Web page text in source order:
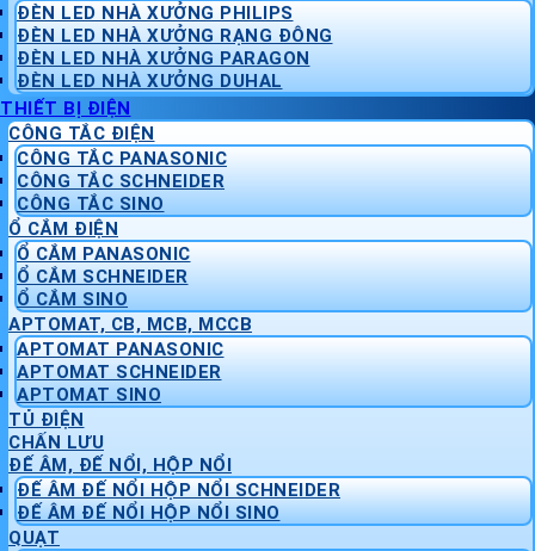
ĐÈN LED NHÀ XƯỞNG PHILIPS
ĐÈN LED NHÀ XƯỞNG RẠNG ĐÔNG
ĐÈN LED NHÀ XƯỞNG PARAGON
ĐÈN LED NHÀ XƯỞNG DUHAL
THIẾT BỊ ĐIỆN
CÔNG TẮC ĐIỆN
CÔNG TẮC PANASONIC
CÔNG TẮC SCHNEIDER
CÔNG TẮC SINO
Ổ CẮM ĐIỆN
Ổ CẮM PANASONIC
Ổ CẮM SCHNEIDER
Ổ CẮM SINO
APTOMAT, CB, MCB, MCCB
APTOMAT PANASONIC
APTOMAT SCHNEIDER
APTOMAT SINO
TỦ ĐIỆN
CHẤN LƯU
ĐẾ ÂM, ĐẾ NỔI, HỘP NỔI
ĐẾ ÂM ĐẾ NỔI HỘP NỔI SCHNEIDER
ĐẾ ÂM ĐẾ NỔI HỘP NỔI SINO
QUẠT